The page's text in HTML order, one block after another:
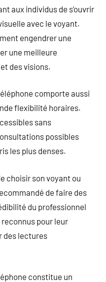
aux individus de s’ouvrir
avec le voyant.
engendrer une
une meilleure
des visions.
comporte aussi
flexibilité horaires.
sans
possibles
les plus denses.
choisir son voyant ou
de faire des
du professionnel
pour leur
des lectures
constitue un